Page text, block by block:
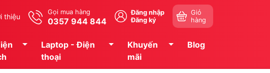
thiệu Gọi mua hàng
0357 944 844
Đăng nhập
Đăng ký
Giỏ
hàng
Laptop - Điện
thoại
Khuyến
mãi
Blog